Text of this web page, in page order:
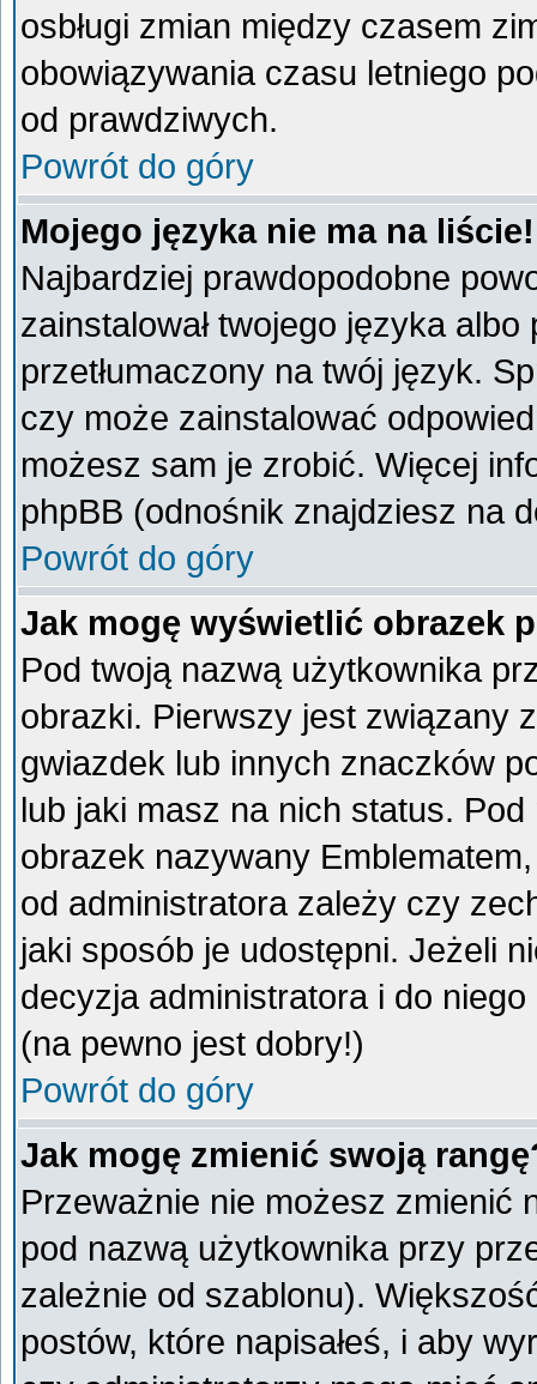
osbługi zmian między czasem
obowiązywania czasu letniego
od prawdziwych.
Powrót do góry
Mojego języka nie ma na liście!
Najbardziej prawdopodobne
zainstalował twojego języka
przetłumaczony na twój język.
czy może zainstalować
możesz sam je zrobić. Więcej
phpBB (odnośnik znajdziesz na
Powrót do góry
Jak mogę wyświetlić obrazek
Pod twoją nazwą użytkownika
obrazki. Pierwszy jest związany
gwiazdek lub innych znaczków
lub jaki masz na nich status.
obrazek nazywany
od administratora zależy czy
jaki sposób je udostępni. Jeżeli
decyzja administratora i do
(na pewno jest dobry!)
Powrót do góry
Jak mogę zmienić swoją
Przeważnie nie możesz zmienić
pod nazwą użytkownika przy
zależnie od szablonu).
postów, które napisałeś, i aby